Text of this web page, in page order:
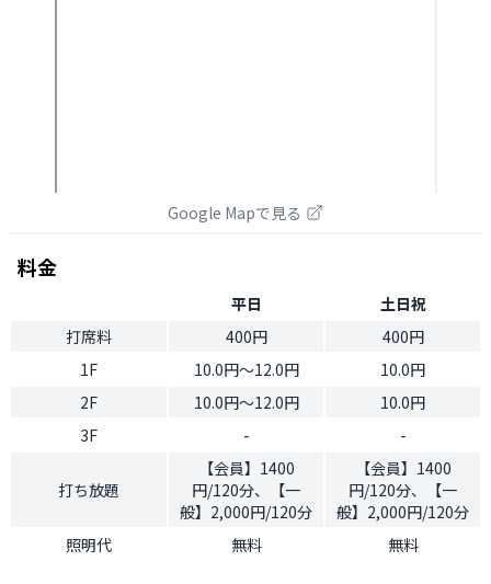
Google Mapで見る
料金
平日
土日祝
打席料
400円
400円
1F
10.0円〜12.0円
10.0円
2F
10.0円〜12.0円
10.0円
3F
- -
打ち放題
【会員】1400
円/120分、【一
般】2,000円/120分
【会員】1400
円/120分、【一
般】2,000円/120分
照明代
無料 無料